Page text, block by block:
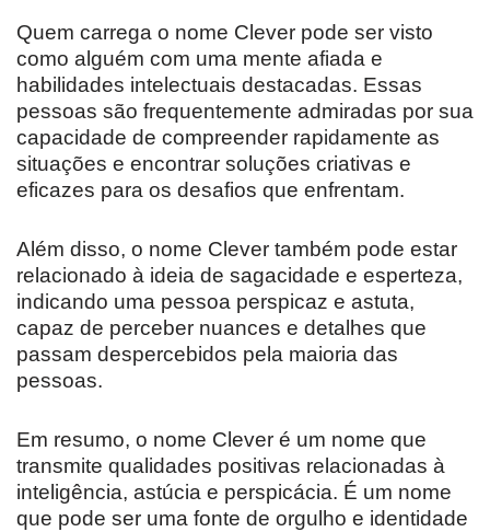
Quem carrega o nome Clever pode ser visto
como alguém com uma mente afiada e
habilidades intelectuais destacadas. Essas
pessoas são frequentemente admiradas por sua
capacidade de compreender rapidamente as
situações e encontrar soluções criativas e
eficazes para os desafios que enfrentam.
Além disso, o nome Clever também pode estar
relacionado à ideia de sagacidade e esperteza,
indicando uma pessoa perspicaz e astuta,
capaz de perceber nuances e detalhes que
passam despercebidos pela maioria das
pessoas.
Em resumo, o nome Clever é um nome que
transmite qualidades positivas relacionadas à
inteligência, astúcia e perspicácia. É um nome
que pode ser uma fonte de orgulho e identidade